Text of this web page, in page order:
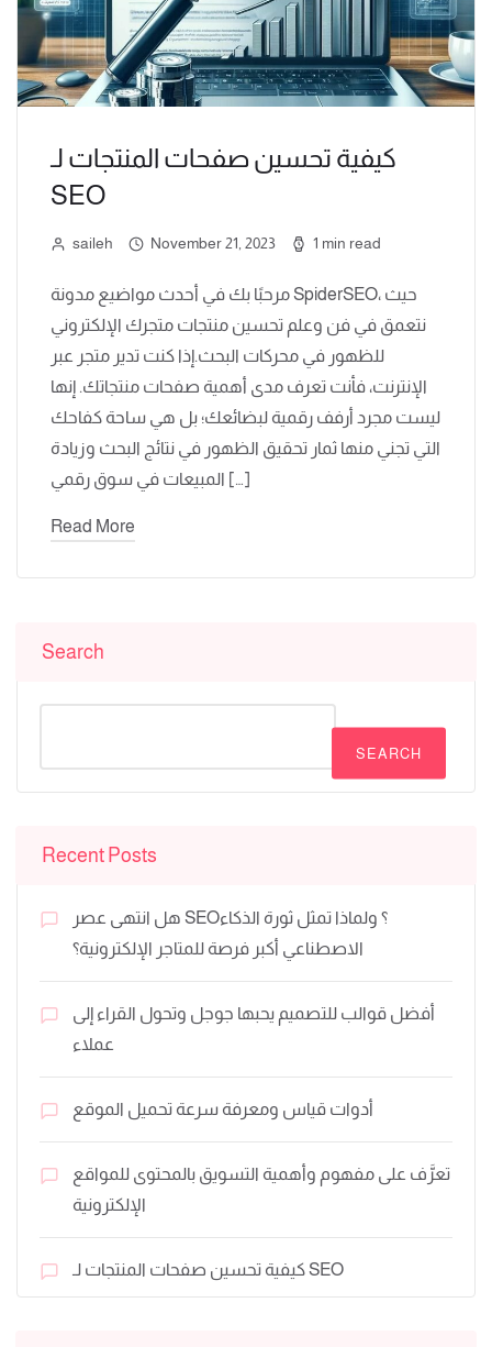
كيفية تحسين صفحات المنتجات لـ
SEO
saileh November 21, 2023 1 min read
مرحبًا بك في أحدث مواضيع مدونة SpiderSEO، حيث
نتعمق في فن وعلم تحسين منتجات متجرك الإلكتروني
للظهور في محركات البحث.إذا كنت تدير متجر عبر
الإنترنت، فأنت تعرف مدى أهمية صفحات منتجاتك. إنها
ليست مجرد أرفف رقمية لبضائعك؛ بل هي ساحة كفاحك
التي تجني منها ثمار تحقيق الظهور في نتائج البحث وزيادة
المبيعات في سوق رقمي […]
Read More
Search
SEARCH
Recent Posts
هل انتهى عصر SEO؟ ولماذا تمثل ثورة الذكاء
الاصطناعي أكبر فرصة للمتاجر الإلكترونية؟
أفضل قوالب للتصميم يحبها جوجل وتحول القراء إلى
عملاء
أدوات قياس ومعرفة سرعة تحميل الموقع
تعرَّف على مفهوم وأهمية التسويق بالمحتوى للمواقع
الإلكترونية
كيفية تحسين صفحات المنتجات لـ SEO